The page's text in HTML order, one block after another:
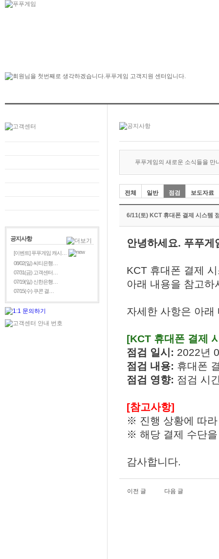
공지사항
[이벤트] 푸푸게임 캐시…
08/02(일) 씨티은행…
07/31(금) 고객센터…
07/19(일) 신한은행…
07/15(수) 쿠콘 결…
푸푸게임의 새로운 소식들을 만
전체 일반 점검 보도자료
6/11(토) KCT 휴대폰 결제 시스템
안녕하세요. 푸푸게
KCT 휴대폰 결제
아래 내용을 참고
자세한 사항은 아
[KCT 휴대폰 결제
점검 일시: 2022년
점검 내용: 휴대폰
점검 영향: 점검 시
[참고사항]
※ 진행 상황에 따
※ 해당 결제 수단
감사합니다.
이전 글 다음 글